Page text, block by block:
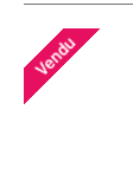
Vendu